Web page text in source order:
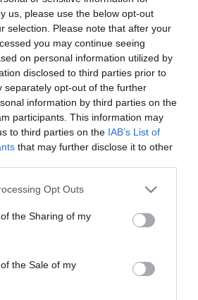
us, please use the below opt-out
selection. Please note that after your
you may continue seeing
on personal information utilized by
disclosed to third parties prior to
separately opt-out of the further
information by third parties on the
participants. This information may
to third parties on the IAB’s List of
that may further disclose it to other
app uses one or more Google
or usage behaviour. You may click to
to Google and its third-party tags to
specified purposes in below Google
Opt Outs
the Sharing of my
the Sale of my
έως 4 χιλ.
που θα
λόγω